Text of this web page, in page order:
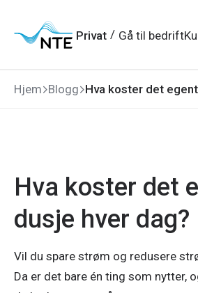
hovedmeny
søk
hovedinnhold
bunnområde
Privat / Gå til bedrift
Hjem Blogg
Hva koster det
dusje hver dag?
Vil du spare strøm og redusere
Da er det bare én ting som nytter,